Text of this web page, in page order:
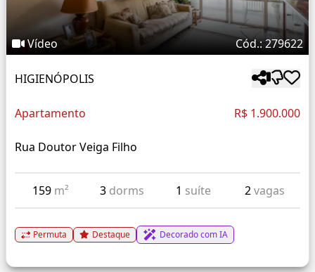
Vídeo Cód.: 279622
HIGIENÓPOLIS
Apartamento R$ 1.900.000
Rua Doutor Veiga Filho
159 m² 3 dorms 1 suíte 2vagas
Permuta Destaque Decorado com IA